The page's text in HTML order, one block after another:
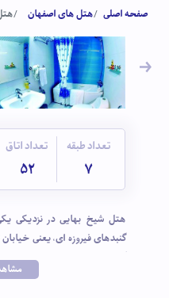
صفحه اصلی هتل های اصفهان
هتل شیخ بهایی در نزدیکی
گنبدهای فیروزه ای، یعنی
گرفته است و به لحاظ مکانی
از جمله سی وسه پل و پل
تعداد طبقه
7
تعداد اتاق
52